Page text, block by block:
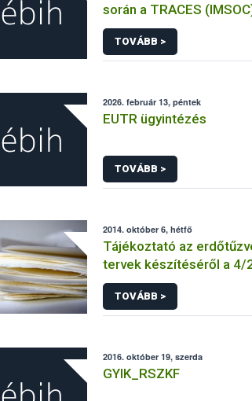
során a TRACES
rendszerben kiállított
Egészségügyi
KEBO-D (angolul:
TOVÁBB >
2026. február 13, péntek
EUTR ügyintézés
TOVÁBB >
2014. október 6, hétfő
Tájékoztató az
tervek készítéséről a 4/
ÖM rendelet előírásai
TOVÁBB >
2016. október 19, szerda
GYIK_RSZKF